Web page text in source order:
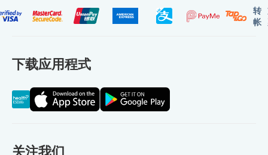
转
帐
下载应用程式
关注我们